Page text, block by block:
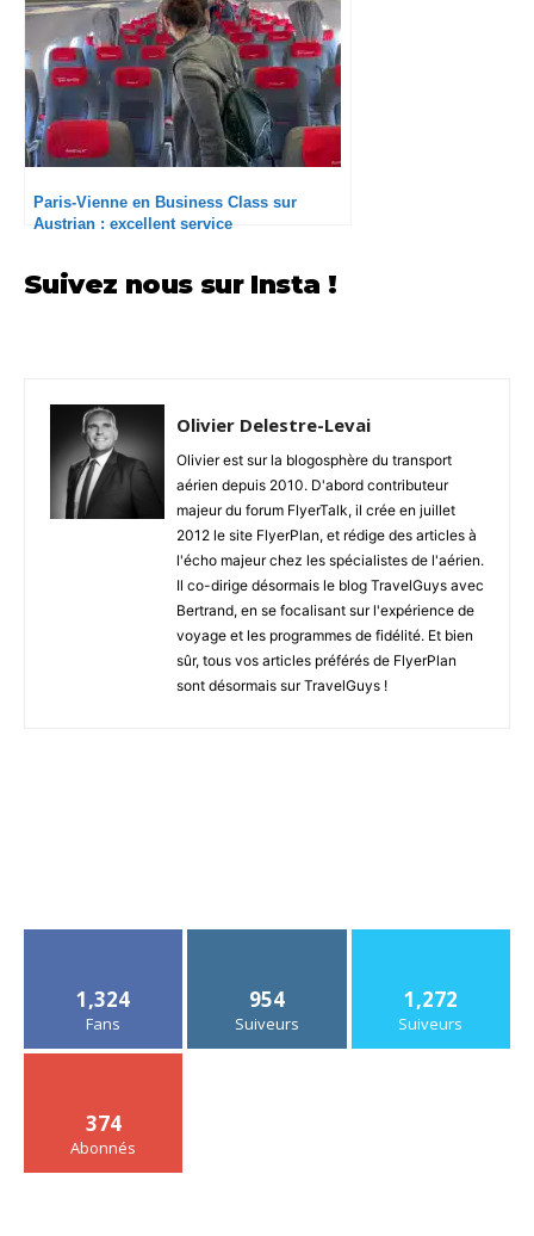
Paris-Vienne en Business Class sur
Austrian : excellent service
Suivez nous sur Insta !
Olivier Delestre-Levai
Olivier est sur la blogosphère du transport
aérien depuis 2010. D'abord contributeur
majeur du forum FlyerTalk, il crée en juillet
2012 le site FlyerPlan, et rédige des articles à
l'écho majeur chez les spécialistes de l'aérien.
Il co-dirige désormais le blog TravelGuys avec
Bertrand, en se focalisant sur l'expérience de
voyage et les programmes de fidélité. Et bien
sûr, tous vos articles préférés de FlyerPlan
sont désormais sur TravelGuys !
1,324
Fans
954
Suiveurs
1,272
Suiveurs
374
Abonnés